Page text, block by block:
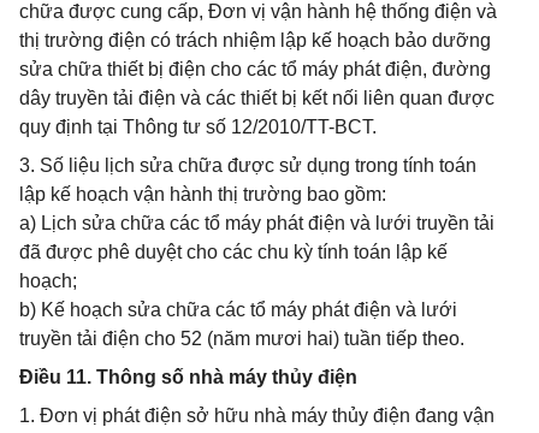
chữa được cung cấp, Đơn vị vận hành hệ thống điện và
thị trường điện có trách nhiệm lập kế hoạch bảo dưỡng
sửa chữa thiết bị điện cho các tổ máy phát điện, đường
dây truyền tải điện và các thiết bị kết nối liên quan được
quy định tại Thông tư số 12/2010/TT-BCT.
3. Số liệu lịch sửa chữa được sử dụng trong tính toán
lập kế hoạch vận hành thị trường bao gồm:
a) Lịch sửa chữa các tổ máy phát điện và lưới truyền tải
đã được phê duyệt cho các chu kỳ tính toán lập kế
hoạch;
b) Kế hoạch sửa chữa các tổ máy phát điện và lưới
truyền tải điện cho 52 (năm mươi hai) tuần tiếp theo.
Điều 11. Thông số nhà máy thủy điện
1. Đơn vị phát điện sở hữu nhà máy thủy điện đang vận